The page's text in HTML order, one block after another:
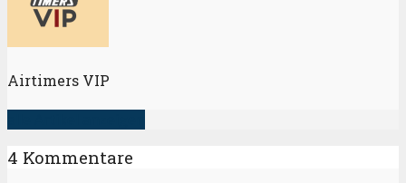
Airtimers VIP
4 Kommentare